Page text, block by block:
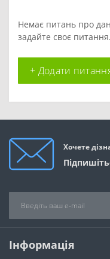
Немає питань про
задайте своє питання.
+ Додати
Хочете
Інформація